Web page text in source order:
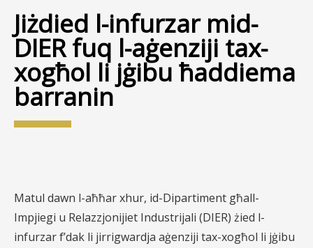
Jiżdied l-infurzar mid-
DIER fuq l-aġenziji tax-
xogħol li jġibu ħaddiema
barranin
Matul dawn l-aħħar xhur, id-Dipartiment għall-
Impjiegi u Relazzjonijiet Industrijali (DIER) żied l-
infurzar f’dak li jirrigwardja aġenziji tax-xogħol li jġibu